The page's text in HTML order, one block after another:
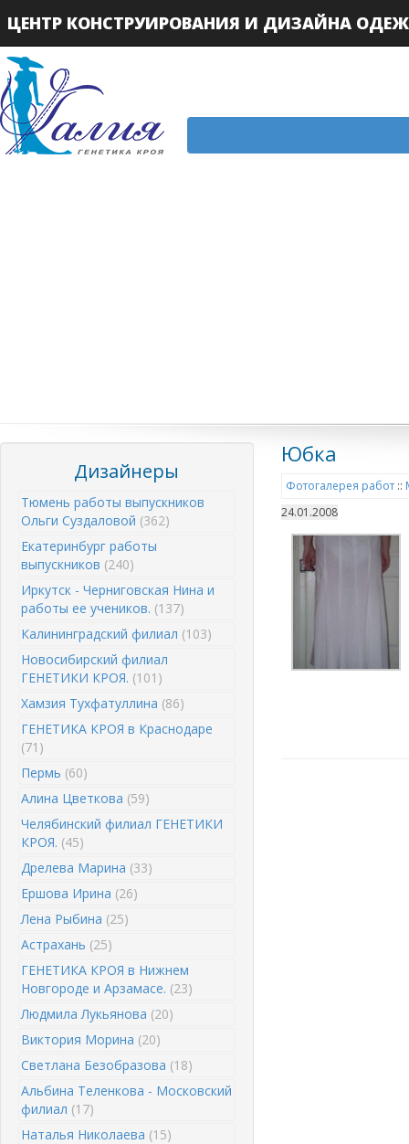
ЦЕНТР КОНСТРУИРОВАНИЯ И ДИЗАЙНА
Дизайнеры
Тюмень работы выпускников
Ольги Суздаловой (362)
Екатеринбург работы
выпускников (240)
Иркутск - Черниговская Нина и
работы ее учеников. (137)
Калининградский филиал (103)
Новосибирский филиал
ГЕНЕТИКИ КРОЯ. (101)
Хамзия Тухфатуллина (86)
ГЕНЕТИКА КРОЯ в Краснодаре
(71)
Пермь (60)
Алина Цветкова (59)
Челябинский филиал ГЕНЕТИКИ
КРОЯ. (45)
Дрелева Марина (33)
Ершова Ирина (26)
Лена Рыбина (25)
Астрахань (25)
ГЕНЕТИКА КРОЯ в Нижнем
Новгороде и Арзамасе. (23)
Людмила Лукьянова (20)
Виктория Морина (20)
Светлана Безобразова (18)
Альбина Теленкова - Московский
филиал (17)
Наталья Николаева (15)
Юбка
Фотогалерея работ::
24.01.2008